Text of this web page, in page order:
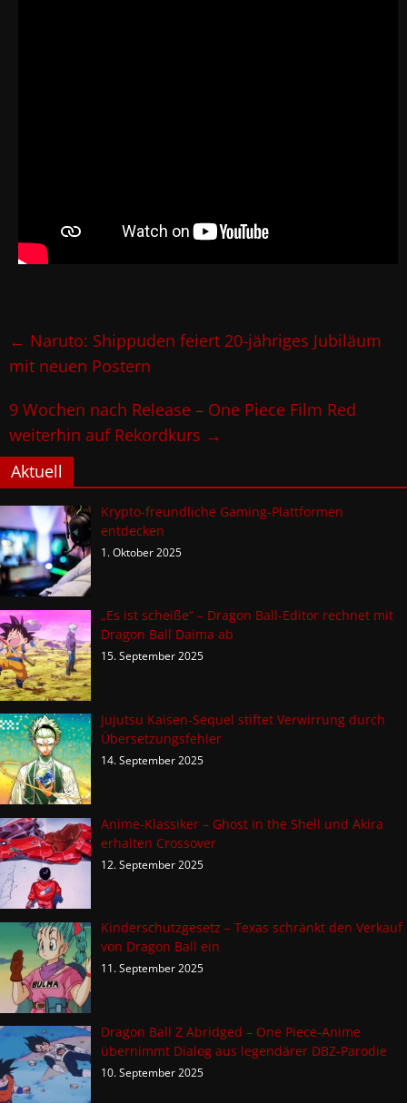
← Naruto: Shippuden feiert 20-jähriges Jubiläum
mit neuen Postern
9 Wochen nach Release – One Piece Film Red
weiterhin auf Rekordkurs →
Aktuell
Krypto-freundliche Gaming-Plattformen
entdecken
1. Oktober 2025
„Es ist scheiße“ – Dragon Ball-Editor rechnet mit
Dragon Ball Daima ab
15. September 2025
Jujutsu Kaisen-Sequel stiftet Verwirrung durch
Übersetzungsfehler
14. September 2025
Anime-Klassiker – Ghost in the Shell und Akira
erhalten Crossover
12. September 2025
Kinderschutzgesetz – Texas schränkt den Verkauf
von Dragon Ball ein
11. September 2025
Dragon Ball Z Abridged – One Piece-Anime
übernimmt Dialog aus legendärer DBZ-Parodie
10. September 2025